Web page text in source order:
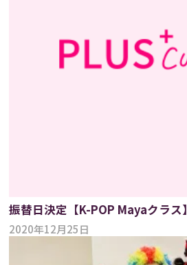
振替日決定【K-POP Mayaクラス】
2020年12月25日